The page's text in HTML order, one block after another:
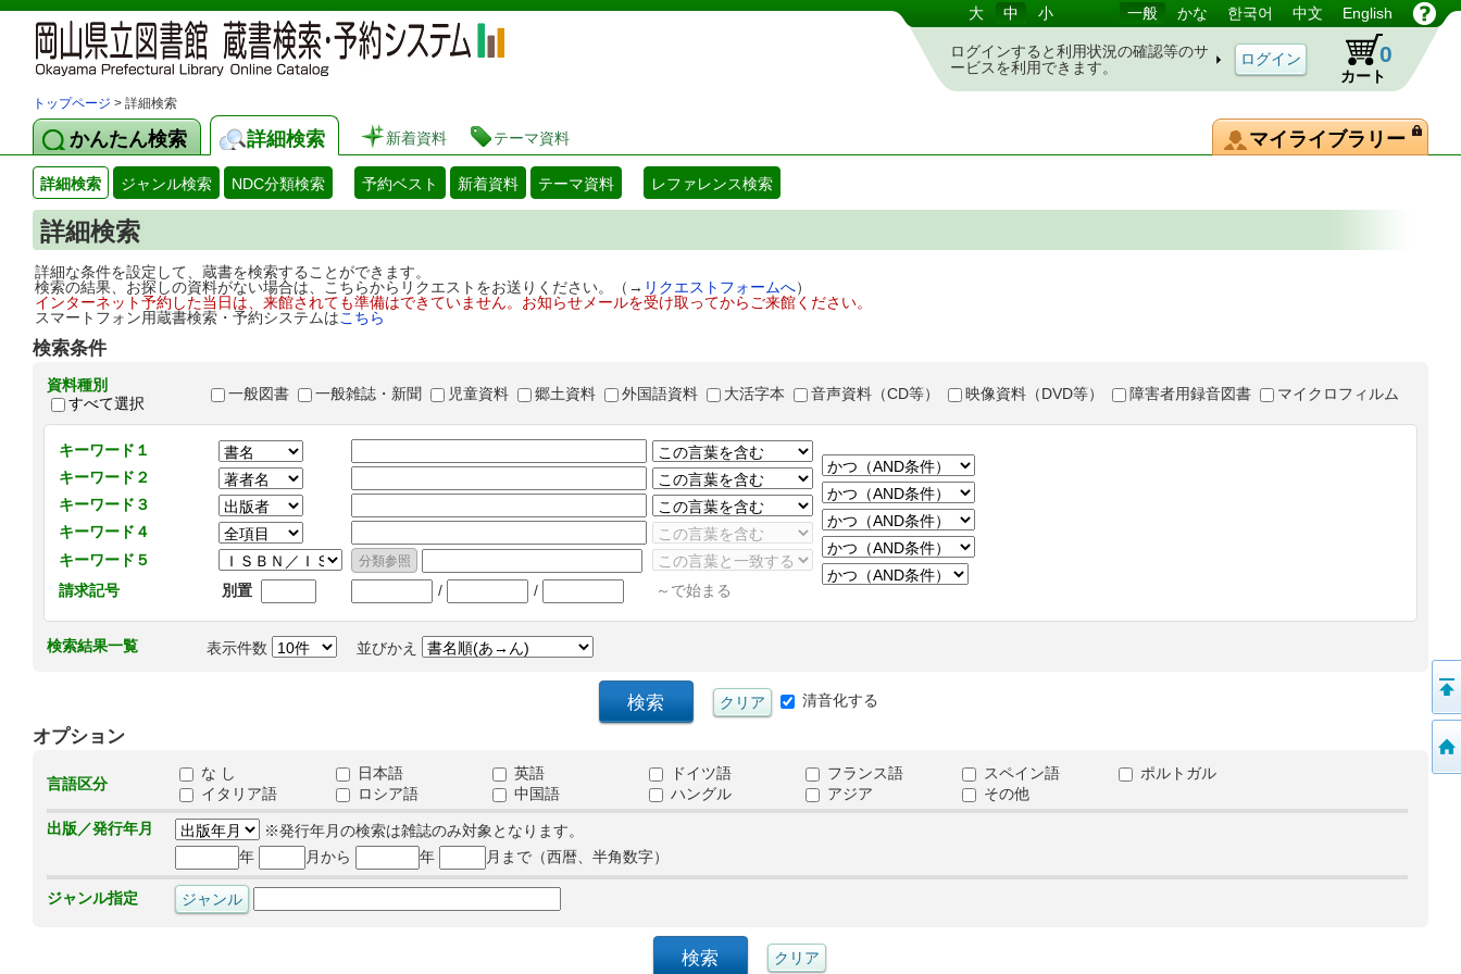
岡山県立図書館 蔵書検索・予約システム 大 中 小 一般 かな 한국어 中文 English
ログインすると利用状況の確認等のサ
ービスを利用できます。
カート
0
トップページ > 詳細検索
かんたん検索 詳細検索 新着資料 テーマ資料 マイライブラリー
詳細検索 ジャンル検索 NDC分類検索 予約ベスト 新着資料 テーマ資料 レファレンス検索
詳細検索
詳細な条件を設定して、蔵書を検索することができます。
検索の結果、お探しの資料がない場合は、こちらからリクエストをお送りください。（→ リクエストフォームへ）
インターネット予約した当日は、来館されても準備はできていません。お知らせメールを受け取ってからご来館ください。
スマートフォン用蔵書検索・予約システムはこちら
検索条件
資料種別
すべて選択
一般図書 一般雑誌・新聞 児童資料 郷土資料 外国語資料 大活字本 音声資料（CD等） 映像資料（DVD等） 障害者用録音図書 マイクロフィルム
キーワード１
キーワード２
キーワード３
キーワード４
キーワード５
請求記号
別置 / / ～で始まる
検索結果一覧 表示件数 並びかえ
清音化する
オプション
言語区分
な し 日本語 英語 ドイツ語 フランス語 スペイン語
ポルトガル
イタリア語
ロシア語 中国語 ハングル アジア
その他
出版／発行年月
※発行年月の検索は雑誌のみ対象となります。
年
月から 年 月まで（西暦、半角数字）
ジャンル指定